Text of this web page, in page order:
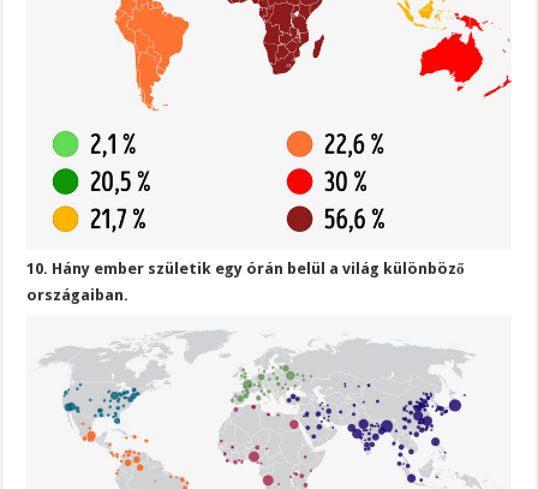
10. Hány ember születik egy órán belül a világ különböző
országaiban.